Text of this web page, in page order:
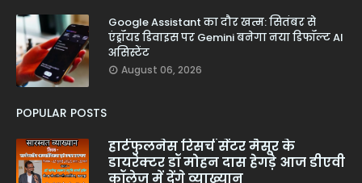
Google Assistant का दौर खत्म: सितंबर से
एंड्रॉयड डिवाइस पर Gemini बनेगा नया डिफॉल्ट AI
असिस्टेंट
August 06, 2026
POPULAR POSTS
हार्टफुलनेस रिसर्च सेंटर मैसूर के
डायरेक्टर डॉ मोहन दास हेगड़े आज डीएवी
कॉलेज में देंगे व्याख्यान